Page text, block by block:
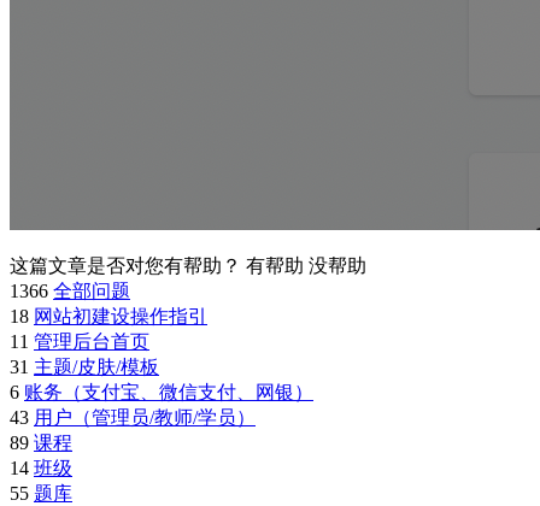
这篇文章是否对您有帮助？ 有帮助 没帮助
1366 全部问题
18 网站初建设操作指引
11 管理后台首页
31 主题/皮肤/模板
6 账务（支付宝、微信支付、网银）
43 用户（管理员/教师/学员）
89 课程
14 班级
55 题库